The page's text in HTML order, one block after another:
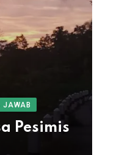
JAWAB
Pesimis